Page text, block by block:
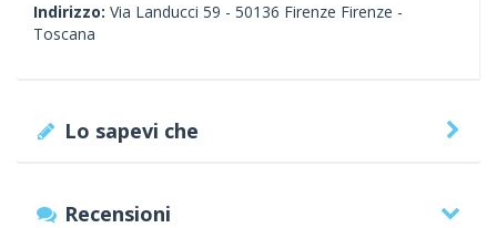
Indirizzo: Via Landucci 59 - 50136 Firenze Firenze -
Toscana
Lo sapevi che
Recensioni